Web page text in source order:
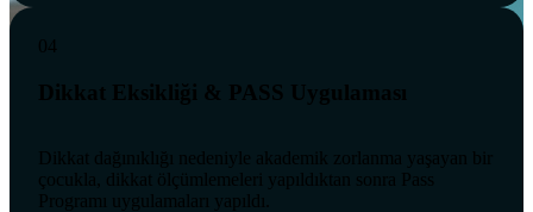
04
Dikkat Eksikliği & PASS Uygulaması
Dikkat dağınıklığı nedeniyle akademik zorlanma yaşayan bir
çocukla, dikkat ölçümlemeleri yapıldıktan sonra Pass
Programı uygulamaları yapıldı.